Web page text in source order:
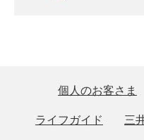
個人のお客さま
ライフガイド
三